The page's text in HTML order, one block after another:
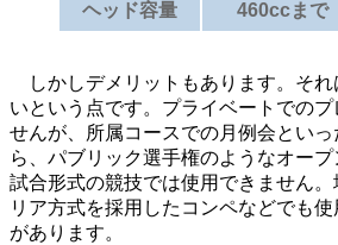
ヘッド容量 460ccまで
しかしデメリットもあります。それ
いという点です。プライベートでの
せんが、所属コースでの月例会とい
ら、パブリック選手権のようなオー
試合形式の競技では使用できません
リア方式を採用したコンペなどでも
があります。